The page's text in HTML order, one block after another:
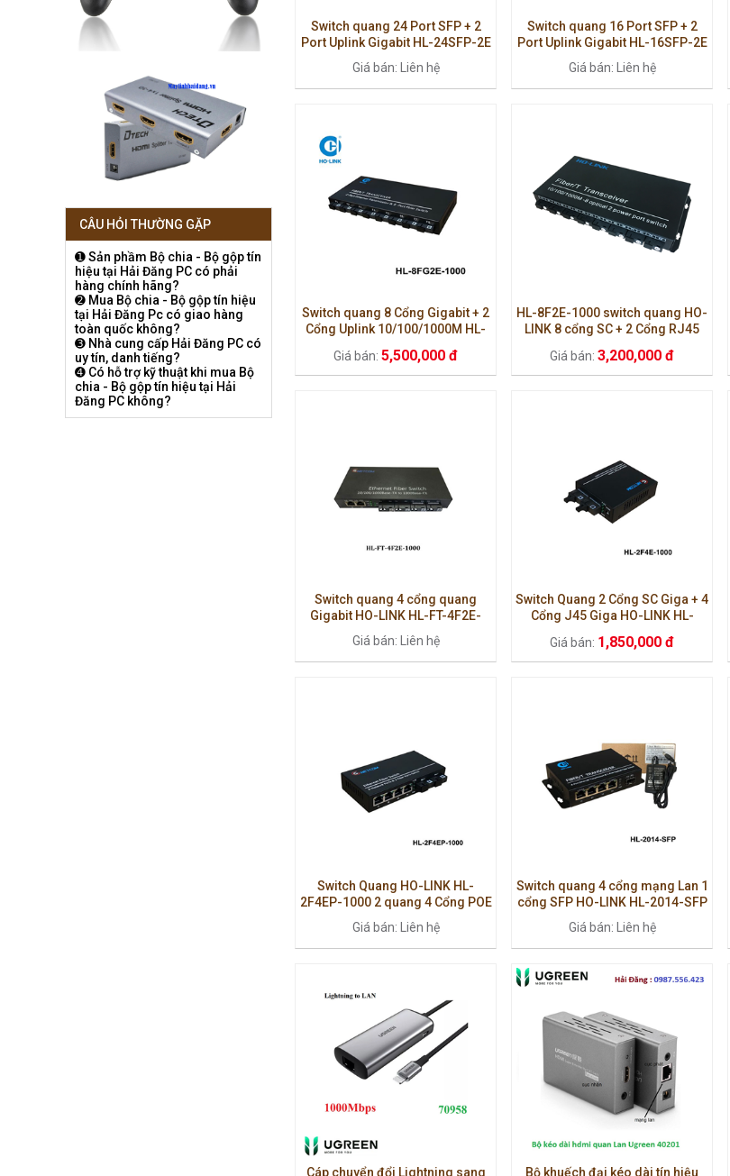
CÂU HỎI THƯỜNG GẶP
➊ Sản phầm Bộ chia - Bộ gộp tín
hiệu tại Hải Đăng PC có phải
hàng chính hãng?
➋ Mua Bộ chia - Bộ gộp tín hiệu
tại Hải Đăng Pc có giao hàng
toàn quốc không?
➌ Nhà cung cấp Hải Đăng PC có
uy tín, danh tiếng?
➍ Có hỗ trợ kỹ thuật khi mua Bộ
chia - Bộ gộp tín hiệu tại Hải
Đăng PC không?
Switch quang 24 Port SFP + 2
Port Uplink Gigabit HL-24SFP-2E
Giá bán: Liên hệ
Switch quang 16 Port SFP + 2
Port Uplink Gigabit HL-16SFP-2E
Giá bán: Liên hệ
Switch quang 8 Cổng Gigabit + 2
Cổng Uplink 10/100/1000M HL-
Giá bán: 5,500,000 đ
HL-8F2E-1000 switch quang HO-
LINK 8 cổng SC + 2 Cổng RJ45
Giá bán: 3,200,000 đ
Switch quang 4 cổng quang
Gigabit HO-LINK HL-FT-4F2E-
Giá bán: Liên hệ
Switch Quang 2 Cổng SC Giga + 4
Cổng J45 Giga HO-LINK HL-
Giá bán: 1,850,000 đ
Switch Quang HO-LINK HL-
2F4EP-1000 2 quang 4 Cổng POE
Giá bán: Liên hệ
Switch quang 4 cổng mạng Lan 1
cổng SFP HO-LINK HL-2014-SFP
Giá bán: Liên hệ
Cáp chuyển đổi Lightning sang Bộ khuếch đại kéo dài tín hiệu